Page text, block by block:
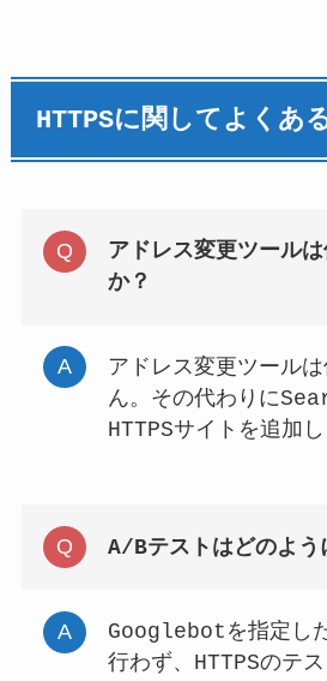
HTTPSに関してよくあ
アドレス変更ツール
か？
アドレス変更ツール
ん。その代わりに
HTTPSサイトを追加し
A/Bテストはどのよう
Googlebotを指定し
行わず、HTTPSのテ